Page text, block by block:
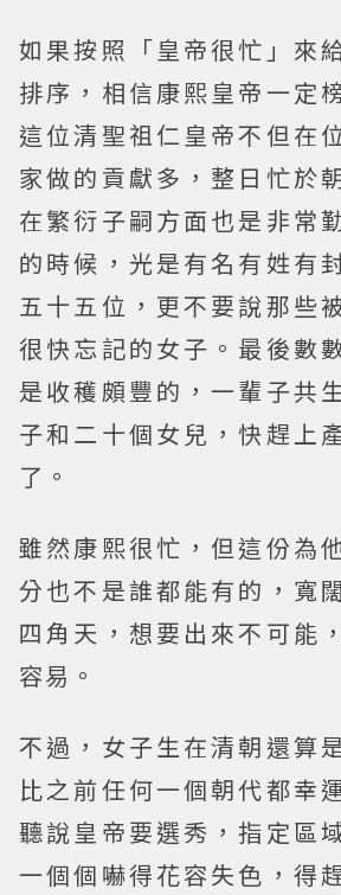
如果按照「皇帝很忙」來
排序，相信康熙皇帝一定
這位清聖祖仁皇帝不但在
家做的貢獻多，整日忙於
在繁衍子嗣方面也是非常
的時候，光是有名有姓有
五十五位，更不要說那些
很快忘記的女子。最後數
是收穫頗豐的，一輩子共
子和二十個女兒，快趕上
了。
雖然康熙很忙，但這份為
分也不是誰都能有的，寬
四角天，想要出來不可能
容易。
不過，女子生在清朝還算
比之前任何一個朝代都幸
聽說皇帝要選秀，指定區
一個個嚇得花容失色，得